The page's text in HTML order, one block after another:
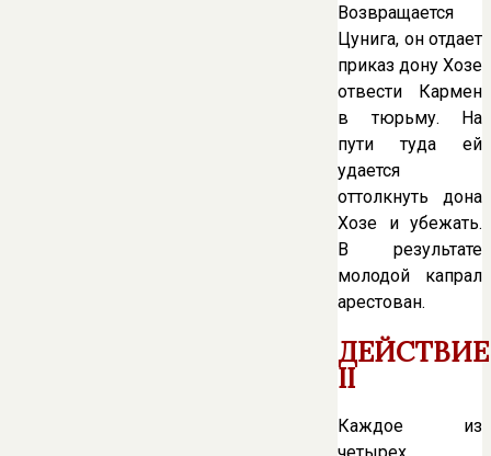
Возвращается
Цунига, он отдает
приказ дону Хозе
отвести Кармен
в тюрьму. На
пути туда ей
удается
оттолкнуть дона
Хозе и убежать.
В результате
молодой капрал
арестован.
ДЕЙСТВИЕ
II
Каждое из